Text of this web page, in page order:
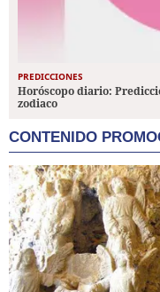
PREDICCIONES
Horóscopo diario:
zodiaco
CONTENIDO